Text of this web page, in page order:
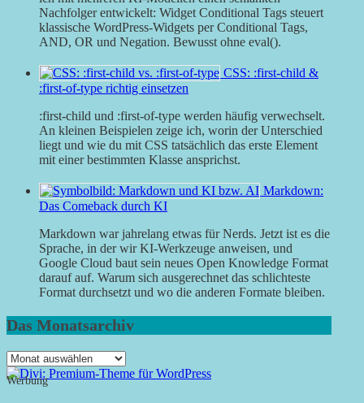
Nachfolger entwickelt: Widget Conditional Tags steuert
klassische WordPress-Widgets per Conditional Tags,
AND, OR und Negation. Bewusst ohne eval().
CSS: :first-child &
:first-of-type richtig einsetzen
:first-child und :first-of-type werden häufig verwechselt.
An kleinen Beispielen zeige ich, worin der Unterschied
liegt und wie du mit CSS tatsächlich das erste Element
mit einer bestimmten Klasse ansprichst.
Markdown:
Das Comeback durch KI
Markdown war jahrelang etwas für Nerds. Jetzt ist es die
Sprache, in der wir KI-Werkzeuge anweisen, und
Google Cloud baut sein neues Open Knowledge Format
darauf auf. Warum sich ausgerechnet das schlichteste
Format durchsetzt und wo die anderen Formate bleiben.
Das Monatsarchiv
Das
Monatsarchiv
Werbung